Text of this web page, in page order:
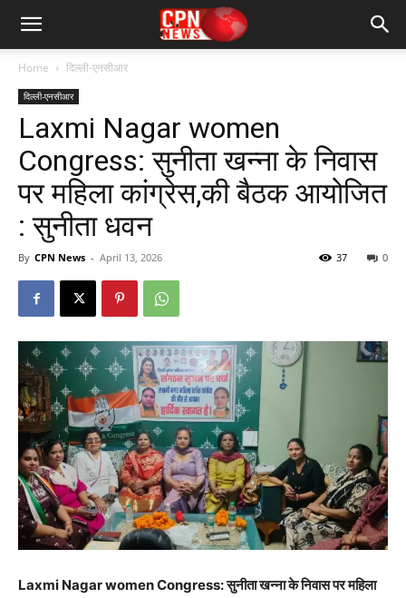
Home दिल्ली-एनसीआर
दिल्ली-एनसीआर
Laxmi Nagar women
Congress: सुनीता खन्ना के निवास
पर महिला कांग्रेस,की बैठक आयोजित
: सुनीता धवन
By CPN News - April 13, 2026 0
37
Laxmi Nagar women Congress: सुनीता खन्ना के निवास पर महिला